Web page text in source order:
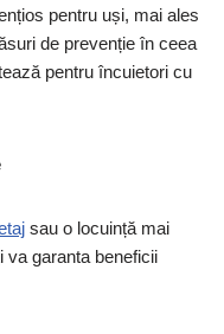
pentru uși, mai ales
de prevenție în ceea
pentru încuietori cu
sau o locuință mai
va garanta beneficii